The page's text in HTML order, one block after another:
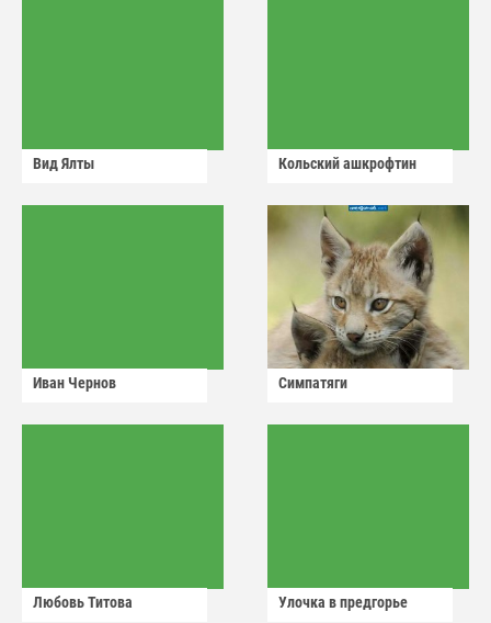
Вид Ялты Кольский ашкрофтин
Иван Чернов Симпатяги
Любовь Титова Улочка в предгорье